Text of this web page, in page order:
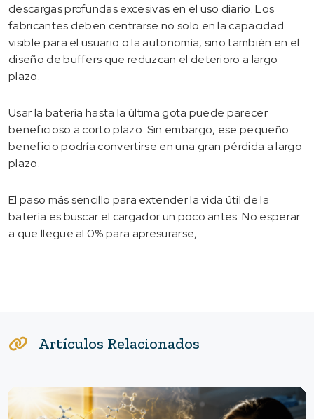
descargas profundas excesivas en el uso diario. Los
fabricantes deben centrarse no solo en la capacidad
visible para el usuario o la autonomía, sino también en el
diseño de buffers que reduzcan el deterioro a largo
plazo.
Usar la batería hasta la última gota puede parecer
beneficioso a corto plazo. Sin embargo, ese pequeño
beneficio podría convertirse en una gran pérdida a largo
plazo.
El paso más sencillo para extender la vida útil de la
batería es buscar el cargador un poco antes. No esperar
a que llegue al 0% para apresurarse,
Artículos Relacionados